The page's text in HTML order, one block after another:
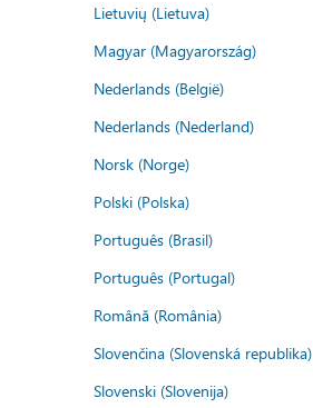
Lietuvių (Lietuva)
Magyar (Magyarország)
Nederlands (België)
Nederlands (Nederland)
Norsk (Norge)
Polski (Polska)
Português (Brasil)
Português (Portugal)
Română (România)
Slovenčina (Slovenská republika)
Slovenski (Slovenija)